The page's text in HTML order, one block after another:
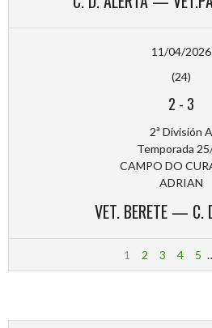
11/04/2026
(24)
2 - 3
2ª División A
Temporada
CAMPO DO
ADRIAN
VET. BERETE — C.
1 2 3 4 5